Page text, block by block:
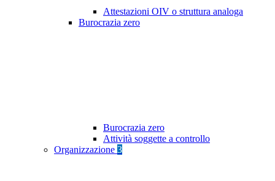
Attestazioni OIV o struttura analoga
Burocrazia zero
Burocrazia zero
Attività soggette a controllo
Organizzazione 3